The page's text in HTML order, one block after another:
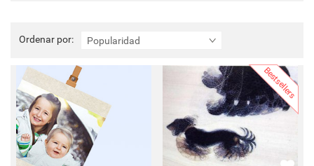
Ordenar por: Popularidad
Ordenar
por:
Bestsellers